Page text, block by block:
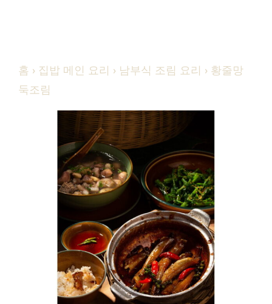
홈 › 집밥 메인 요리 › 남부식 조림 요리 › 황줄망
둑조림